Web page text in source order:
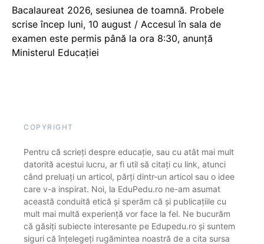
Bacalaureat 2026, sesiunea de toamnă. Probele
scrise încep luni, 10 august / Accesul în sala de
examen este permis până la ora 8:30, anunță
Ministerul Educației
COPYRIGHT
Pentru că scrieți despre educație, sau cu atât mai mult
datorită acestui lucru, ar fi util să citați cu link, atunci
când preluați un articol, părți dintr-un articol sau o idee
care v-a inspirat. Noi, la EduPedu.ro ne-am asumat
această conduită etică și sperăm că și publicațiile cu
mult mai multă experiență vor face la fel. Ne bucurăm
că găsiți subiecte interesante pe Edupedu.ro și suntem
siguri că înțelegeți rugămintea noastră de a cita sursa